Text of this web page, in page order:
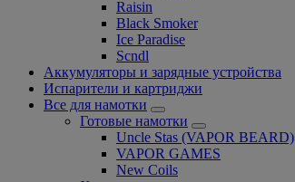
Raisin
Black Smoker
Ice Paradise
Scndl
Аккумуляторы и зарядные устройства
Испарители и картриджи
Все для намотки
Готовые намотки
Uncle Stas (VAPOR BEARD)
VAPOR GAMES
New Coils